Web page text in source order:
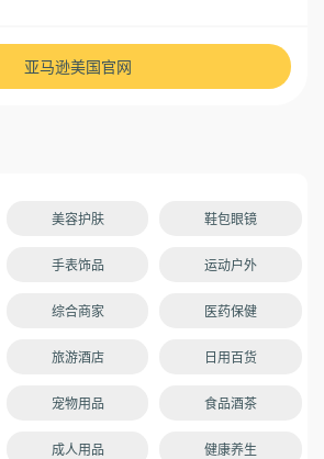
亚马逊美国官网
美容护肤 鞋包眼镜
手表饰品 运动户外
综合商家 医药保健
旅游酒店 日用百货
宠物用品 食品酒茶
成人用品 健康养生